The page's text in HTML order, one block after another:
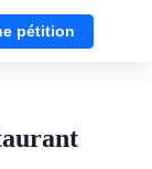
pétition